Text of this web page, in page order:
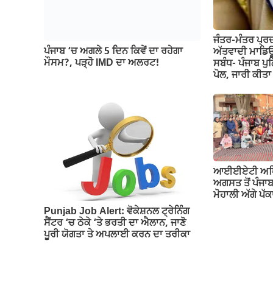
ਪੰਜਾਬ ‘ਚ ਅਗਲੇ 5 ਦਿਨ ਕਿਵੇਂ ਦਾ ਰਹੇਗਾ
ਮੌਸਮ?, ਪੜ੍ਹੋ IMD ਦਾ ਅਲਰਟ!
ਜੰਤਰ-ਮੰਤਰ
ਅੱਤਵਾਦੀ
ਸਬੰਧ- ਪੰਜਾਬ
ਪੋਲ, ਜਾਰੀ
Punjab Job Alert: ਵੋਕੇਸ਼ਨਲ ਟ੍ਰੇਨਿੰਗ
ਸੈਂਟਰ ‘ਚ ਠੇਕੇ ‘ਤੇ ਭਰਤੀ ਦਾ ਐਲਾਨ, ਜਾਣੋ
ਪੂਰੀ ਯੋਗਤਾ ਤੇ ਅਪਲਾਈ ਕਰਨ ਦਾ ਤਰੀਕਾ
ਆਈਈਏਟੀ
ਅਗਸਤ ਤੋਂ
ਮੋਹਾਲੀ ਅੱਗੇ